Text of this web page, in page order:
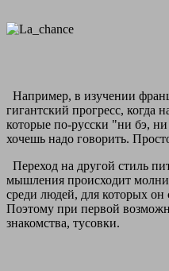
Например, в изучении
гигантский прогресс, когда
которые по-русски "ни бэ,
хочешь надо говорить.
Переход на другой стиль
мышления происходит
среди людей, для которых
Поэтому при первой
знакомства, тусовки.